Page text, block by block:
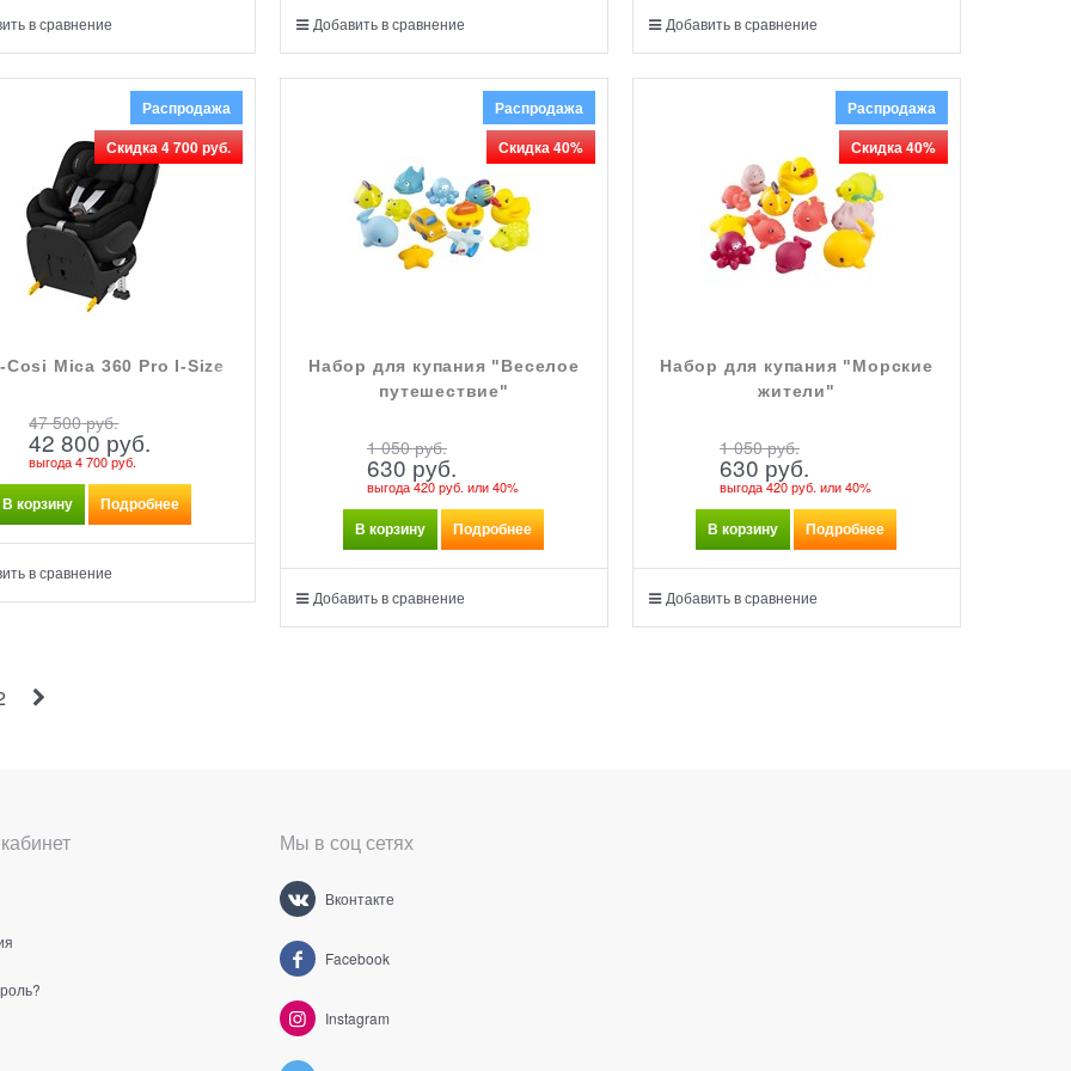
в сравнение Добавить в сравнение Добавить в сравнение
Cosi Mica 360 Pro I-Size
Распродажа
Скидка 4 700 руб.
47 500 руб.
42 800 руб.
выгода4 700 руб.
В корзину Подробнее
в сравнение
Набор для купания "Веселое
путешествие"
Распродажа
Скидка 40%
1 050 руб.
630 руб.
выгода420 руб. или40%
В корзину Подробнее
Добавить в сравнение
Набор для купания "Морские
жители"
Распродажа
Скидка 40%
1 050 руб.
630 руб.
выгода420 руб. или40%
В корзину Подробнее
Добавить в сравнение
Мы в соц сетях
Вконтакте
Facebook
Instagram